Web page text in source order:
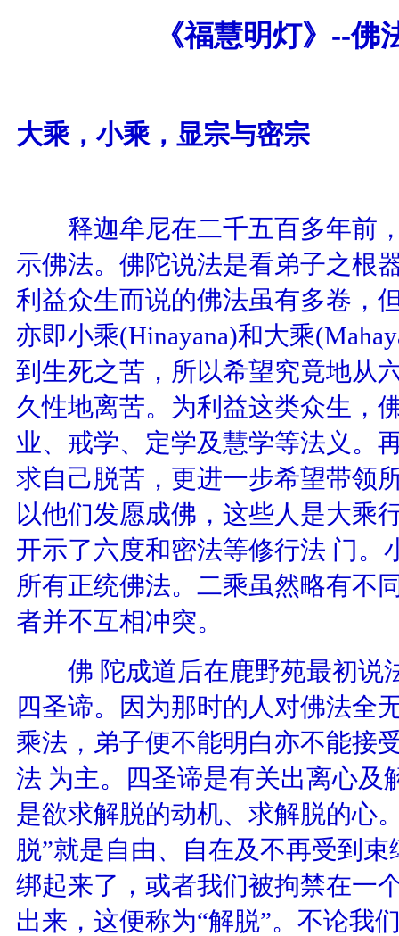
《福慧明灯》 --佛
大乘，小乘，显宗与密宗
释迦牟尼在二千五百多年前，
示佛法。佛陀说法是看弟子之根
利益众生而说的佛法虽有多卷，
亦即小乘(Hinayana)和大乘
到生死之苦，所以希望究竟地从
久性地离苦。为利益这类众生，
业、戒学、定学及慧学等法义。
求自己脱苦，更进一步希望带领
以他们发愿成佛，这些人是大乘
开示了六度和密法等修行法 门。
所有正统佛法。二乘虽然略有不
者并不互相冲突。
佛 陀成道后在鹿野苑最初说
四圣谛。因为那时的人对佛法全
乘法，弟子便不能明白亦不能接
法 为主。四圣谛是有关出离心及
是欲求解脱的动机、求解脱的心
脱”就是自由、自在及不再受到
绑起来了，或者我们被拘禁在一
出来，这便称为“解脱”。不论我